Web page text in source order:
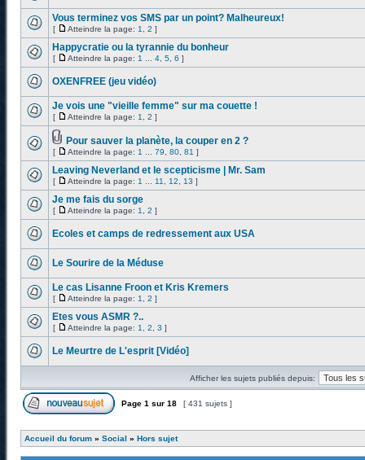
Vous terminez vos SMS par un point? Malheureux!
[ Atteindre la page: 1 2 ]
Happycratie ou la tyrannie du bonheur
[ Atteindre la page: 1 4 5 6 ]
OXENFREE (jeu vidéo)
Je vois une "vieille femme" sur ma couette !
[ Atteindre la page: 1 2 ]
Pour sauver la planète, la couper en 2 ?
[ Atteindre la page: 1 79 80 81 ]
Leaving Neverland et le scepticisme | Mr. Sam
[ Atteindre la page: 1 11 12 13 ]
Je me fais du sorge
[ Atteindre la page: 1 2 ]
Ecoles et camps de redressement aux USA
Le Sourire de la Méduse
Le cas Lisanne Froon et Kris Kremers
[ Atteindre la page: 1 2 ]
Etes vous ASMR ?..
[ Atteindre la page: 1 2 3 ]
Le Meurtre de L'esprit [Vidéo]
Afficher les sujets publiés depuis:
Page 1 sur 18 [ 431 sujets ]
Accueil du forum » Social » Hors sujet